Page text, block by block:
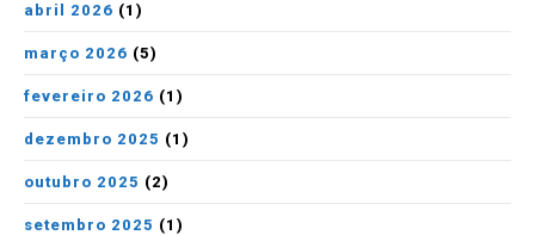
abril 2026 (1)
março 2026 (5)
fevereiro 2026 (1)
dezembro 2025 (1)
outubro 2025 (2)
setembro 2025 (1)